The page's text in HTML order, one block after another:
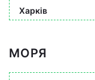
Харків
МОРЯ